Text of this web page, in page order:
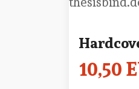
10,50